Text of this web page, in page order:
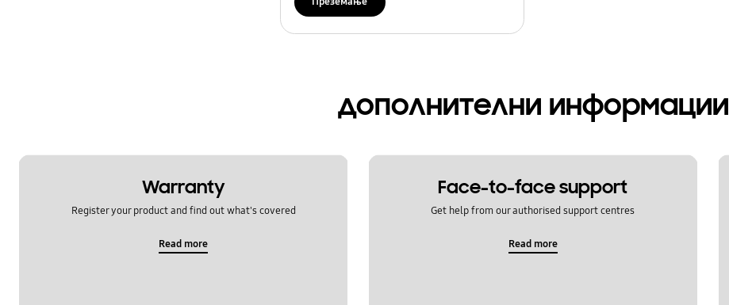
дополнителни информации
Warranty
Register your product and find out what's covered
Read more
Face-to-face support
Get help from our authorised support centres
Read more